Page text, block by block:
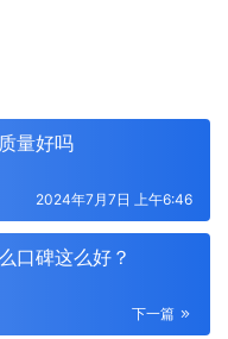
量好吗
2024年7月7日 上午6:46
口碑这么好？
下一篇